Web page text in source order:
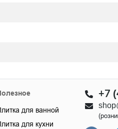
для ванной
для кухни
+7